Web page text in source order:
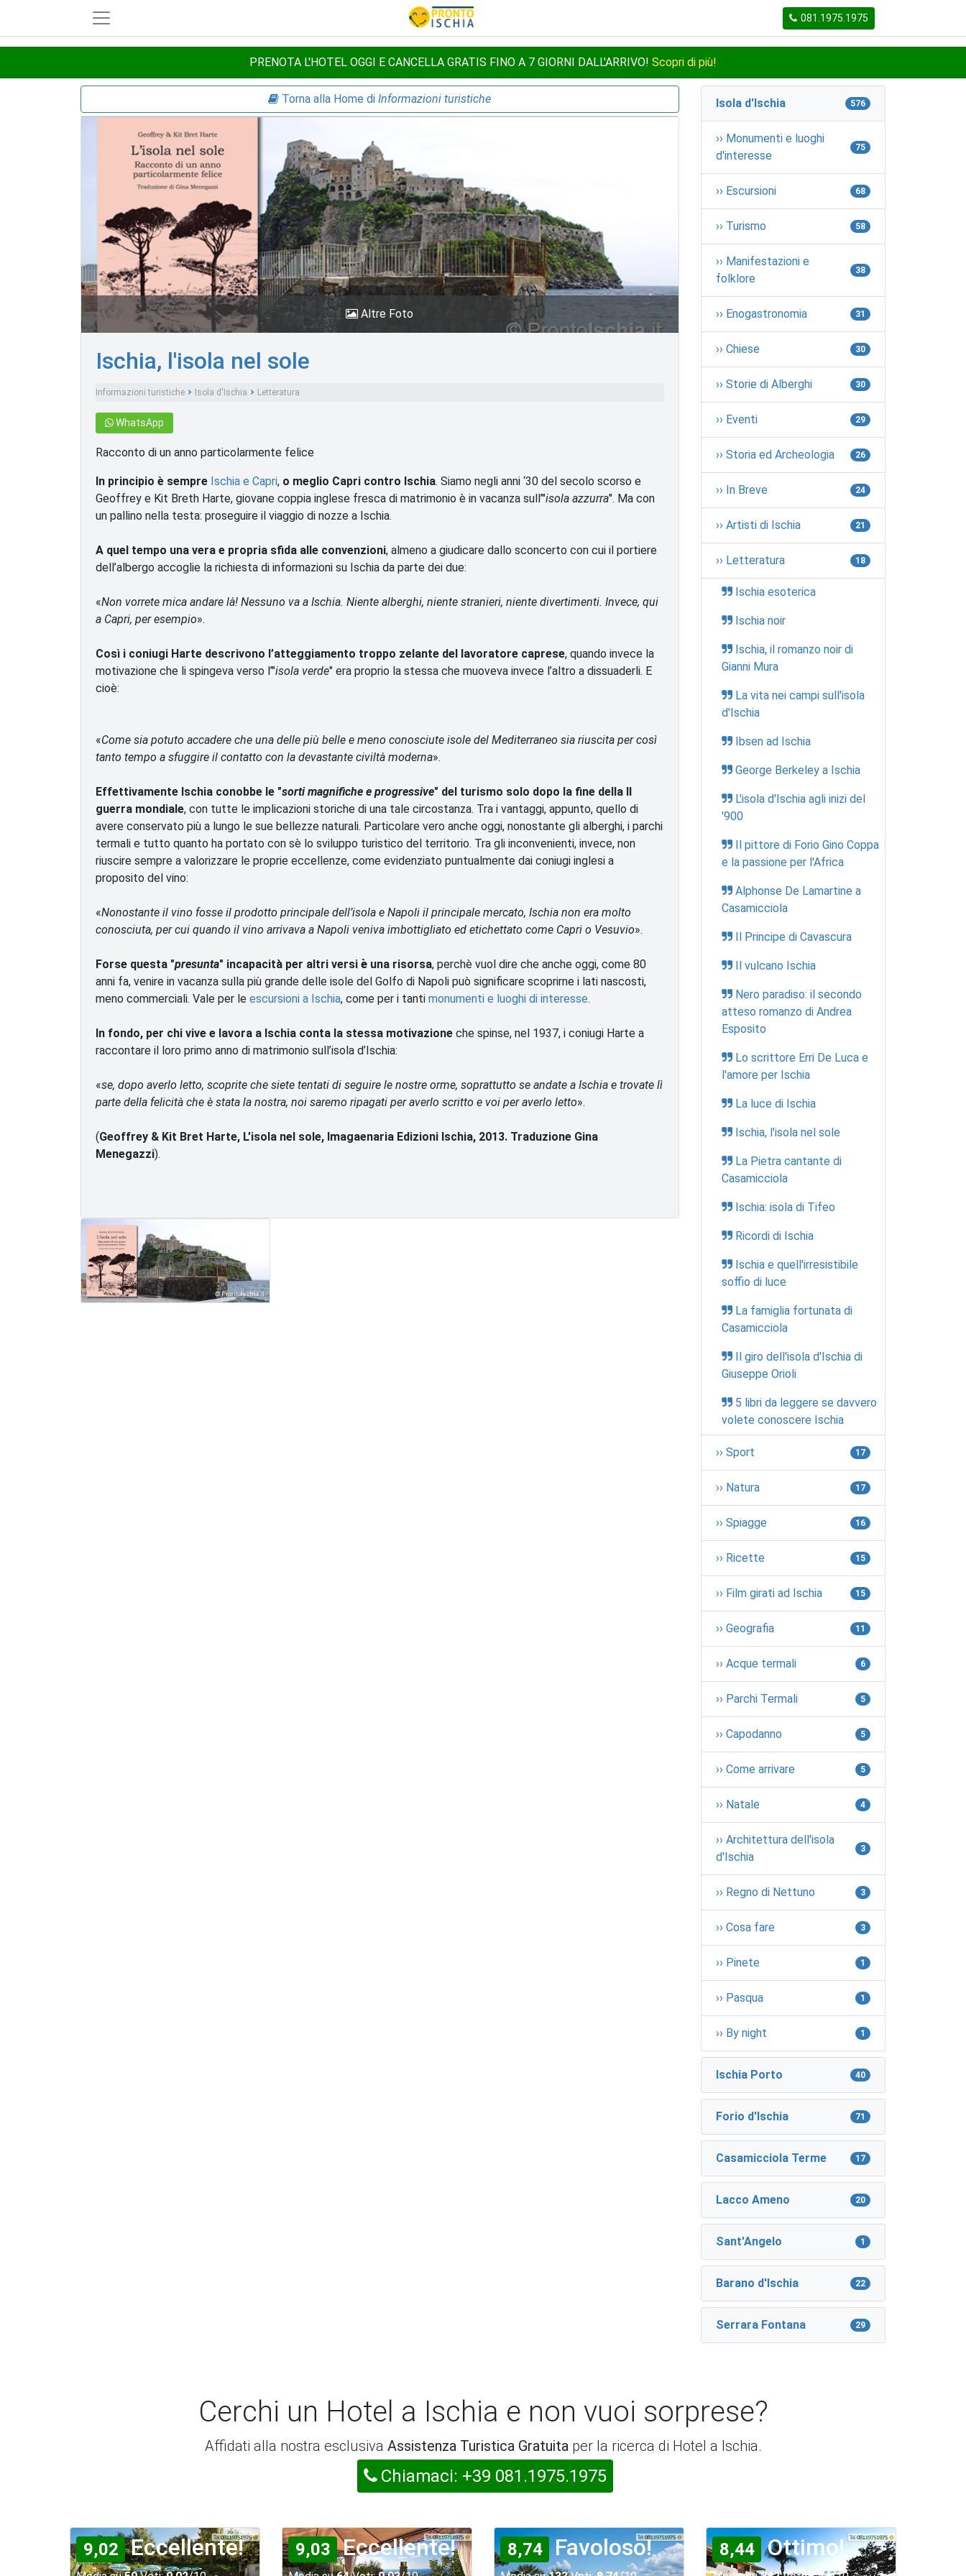
081.1975.1975
PRENOTA L'HOTEL OGGI E CANCELLA GRATIS FINO A 7 GIORNI DALL'ARRIVO! Scopri di più!
Torna alla Home diInformazioni turistiche
Altre Foto
Ischia, l'isola nel sole
Informazioni turistiche Isola d'Ischia Letteratura
WhatsApp
Racconto di un anno particolarmente felice
In principio è sempre Ischia e Capri, o meglio Capri contro Ischia. Siamo negli anni ‘30 del secolo scorso e
Geoffrey e Kit Breth Harte, giovane coppia inglese fresca di matrimonio è in vacanza sull’"isola azzurra". Ma con
un pallino nella testa: proseguire il viaggio di nozze a Ischia.
A quel tempo una vera e propria sfida alle convenzioni, almeno a giudicare dallo sconcerto con cui il portiere
dell’albergo accoglie la richiesta di informazioni su Ischia da parte dei due:
«Non vorrete mica andare là! Nessuno va a Ischia. Niente alberghi, niente stranieri, niente divertimenti. Invece, qui
a Capri, per esempio».
Così i coniugi Harte descrivono l’atteggiamento troppo zelante del lavoratore caprese, quando invece la
motivazione che li spingeva verso l’"isola verde" era proprio la stessa che muoveva invece l’altro a dissuaderli. E
cioè:
«Come sia potuto accadere che una delle più belle e meno conosciute isole del Mediterraneo sia riuscita per così
tanto tempo a sfuggire il contatto con la devastante civiltà moderna».
Effettivamente Ischia conobbe le "sorti magnifiche e progressive" del turismo solo dopo la fine della II
guerra mondiale, con tutte le implicazioni storiche di una tale circostanza. Tra i vantaggi, appunto, quello di
avere conservato più a lungo le sue bellezze naturali. Particolare vero anche oggi, nonostante gli alberghi, i parchi
termali e tutto quanto ha portato con sè lo sviluppo turistico del territorio. Tra gli inconvenienti, invece, non
riuscire sempre a valorizzare le proprie eccellenze, come evidenziato puntualmente dai coniugi inglesi a
proposito del vino:
«Nonostante il vino fosse il prodotto principale dell’isola e Napoli il principale mercato, Ischia non era molto
conosciuta, per cui quando il vino arrivava a Napoli veniva imbottigliato ed etichettato come Capri o Vesuvio».
Forse questa "presunta" incapacità per altri versi è una risorsa, perchè vuol dire che anche oggi, come 80
anni fa, venire in vacanza sulla più grande delle isole del Golfo di Napoli può significare scoprirne i lati nascosti,
meno commerciali. Vale per le escursioni a Ischia, come per i tanti monumenti e luoghi di interesse.
In fondo, per chi vive e lavora a Ischia conta la stessa motivazione che spinse, nel 1937, i coniugi Harte a
raccontare il loro primo anno di matrimonio sull’isola d’Ischia:
«se, dopo averlo letto, scoprite che siete tentati di seguire le nostre orme, soprattutto se andate a Ischia e trovate lì
parte della felicità che è stata la nostra, noi saremo ripagati per averlo scritto e voi per averlo letto».
(Geoffrey & Kit Bret Harte, L’isola nel sole, Imagaenaria Edizioni Ischia, 2013. Traduzione Gina
Menegazzi).
Isola d'Ischia 576
›› Monumenti e luoghi
d'interesse
75
›› Escursioni 68
›› Turismo 58
›› Manifestazioni e
folklore
38
›› Enogastronomia 31
›› Chiese 30
›› Storie di Alberghi 30
›› Eventi 29
›› Storia ed Archeologia 26
›› In Breve 24
›› Artisti di Ischia 21
›› Letteratura 18
Ischia esoterica
Ischia noir
Ischia, il romanzo noir di
Gianni Mura
La vita nei campi sull'isola
d'Ischia
Ibsen ad Ischia
George Berkeley a Ischia
L'isola d'Ischia agli inizi del
'900
Il pittore di Forio Gino Coppa
e la passione per l'Africa
Alphonse De Lamartine a
Casamicciola
Il Principe di Cavascura
Il vulcano Ischia
Nero paradiso: il secondo
atteso romanzo di Andrea
Esposito
Lo scrittore Erri De Luca e
l'amore per Ischia
La luce di Ischia
Ischia, l'isola nel sole
La Pietra cantante di
Casamicciola
Ischia: isola di Tifeo
Ricordi di Ischia
Ischia e quell'irresistibile
soffio di luce
La famiglia fortunata di
Casamicciola
Il giro dell'isola d'Ischia di
Giuseppe Orioli
5 libri da leggere se davvero
volete conoscere Ischia
›› Sport 17
›› Natura 17
›› Spiagge 16
›› Ricette 15
›› Film girati ad Ischia 15
›› Geografia 11
›› Acque termali 6
›› Parchi Termali 5
›› Capodanno 5
›› Come arrivare 5
›› Natale 4
›› Architettura dell'isola
d'Ischia
3
›› Regno di Nettuno 3
›› Cosa fare 3
›› Pinete 1
›› Pasqua 1
›› By night 1
Ischia Porto 40
Forio d'Ischia 71
Casamicciola Terme 17
Lacco Ameno 20
Sant'Angelo 1
Barano d'Ischia 22
Serrara Fontana 29
Cerchi un Hotel a Ischia e non vuoi sorprese?
Affidati alla nostra esclusiva Assistenza Turistica Gratuitaper la ricerca di Hotel a Ischia.
Chiamaci: +39 081.1975.1975
9,02 Eccellente! 9,03 Eccellente! 8,74 Favoloso! 8,44 Ottimo!